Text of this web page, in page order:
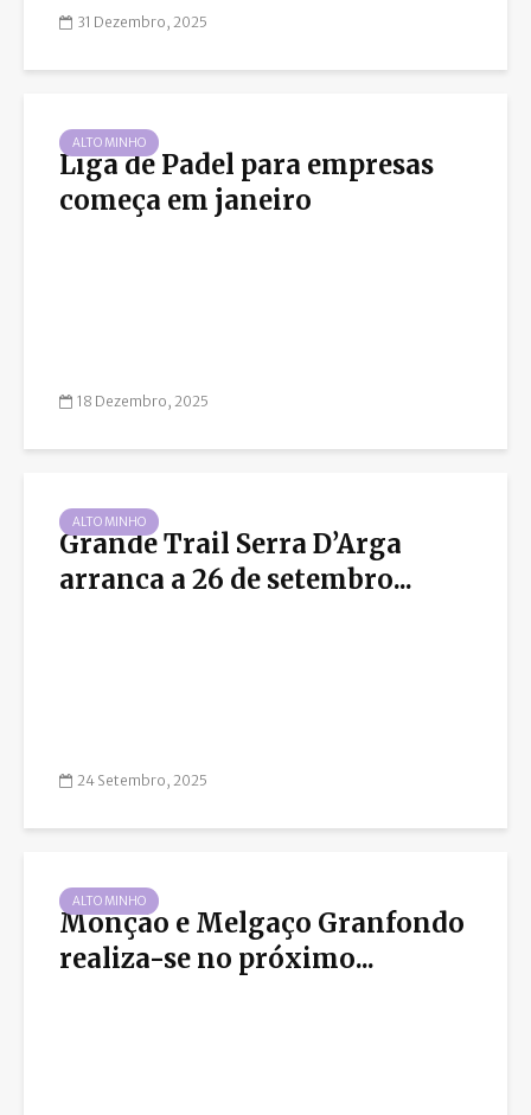
31 Dezembro, 2025
ALTO MINHO
Liga de Padel para empresas
começa em janeiro
18 Dezembro, 2025
ALTO MINHO
Grande Trail Serra D’Arga
arranca a 26 de setembro...
24 Setembro, 2025
ALTO MINHO
Monção e Melgaço Granfondo
realiza-se no próximo...